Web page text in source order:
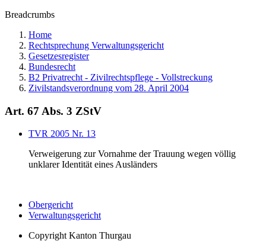
Breadcrumbs
Home
Rechtsprechung Verwaltungsgericht
Gesetzesregister
Bundesrecht
B2 Privatrecht - Zivilrechtspflege - Vollstreckung
Zivilstandsverordnung vom 28. April 2004
Art. 67 Abs. 3 ZStV
TVR 2005 Nr. 13
Verweigerung zur Vornahme der Trauung wegen völlig
unklarer Identität eines Ausländers
Obergericht
Verwaltungsgericht
Copyright Kanton Thurgau